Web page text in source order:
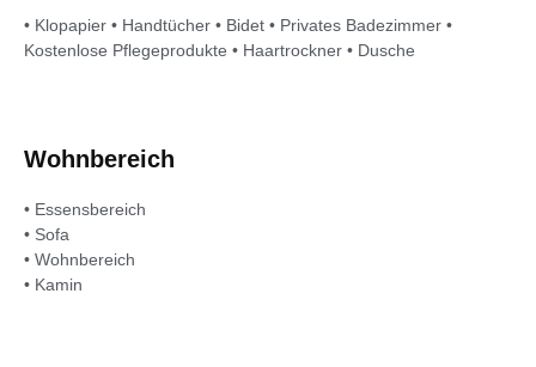
• Klopapier • Handtücher • Bidet • Privates Badezimmer •
Kostenlose Pflegeprodukte • Haartrockner • Dusche
Wohnbereich
• Essensbereich
• Sofa
• Wohnbereich
• Kamin